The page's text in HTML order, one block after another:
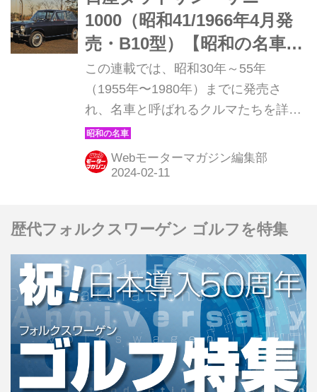
1000（昭和41/1966年4月発
売・B10型）【昭和の名車・
完全版ダイジェスト034】
この連載では、昭和30年～55年
（1955年〜1980年）までに発売さ
れ、名車と呼ばれるクルマたちを詳細
に紹介しよう。その第34回目は日本の
マイカーブームの立役者、日産ダット
サン・サニー1000の登場だ。（現在販
Webモーターマガジン編集部
歴代フォルクスワーゲン ゴルフを特集